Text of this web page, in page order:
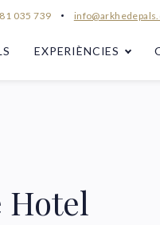
035 739
EXPERIÈNCIES
Hotel